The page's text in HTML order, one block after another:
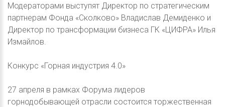
Модераторами выступят Директор по стратегическим
партнерам Фонда «Сколково» Владислав Демиденко и
Директор по трансформации бизнеса ГК «ЦИФРА» Илья
Измайлов.
Конкурс «Горная индустрия 4.0»
27 апреля в рамках Форума лидеров
горнодобывающей отрасли состоится торжественная